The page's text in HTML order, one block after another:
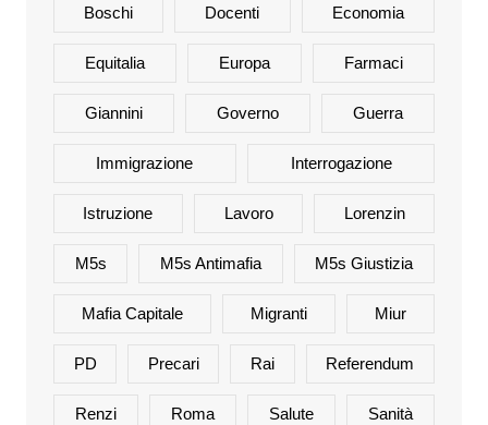
Boschi Docenti Economia
Equitalia Europa Farmaci
Giannini Governo Guerra
Immigrazione Interrogazione
Istruzione Lavoro Lorenzin
M5s M5s Antimafia M5s Giustizia
Mafia Capitale Migranti Miur
PD Precari Rai Referendum
Renzi Roma Salute Sanità